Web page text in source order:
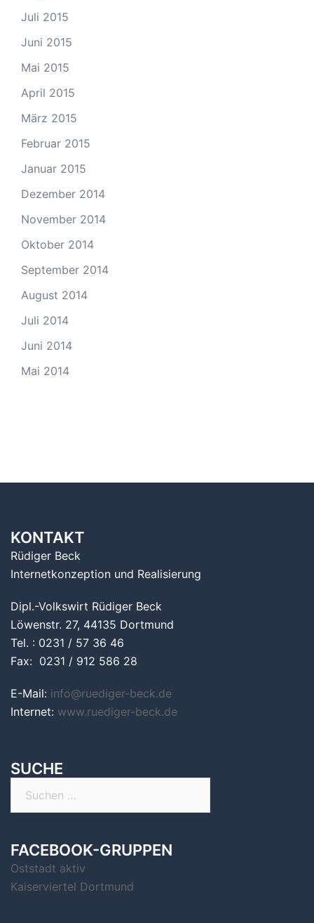
Juli 2015
Juni 2015
Mai 2015
April 2015
März 2015
Februar 2015
Januar 2015
Dezember 2014
November 2014
Oktober 2014
September 2014
August 2014
Juli 2014
Juni 2014
Mai 2014
KONTAKT
Rüdiger Beck
Internetkonzeption und Realisierung
Dipl.-Volkswirt Rüdiger Beck
Löwenstr. 27, 44135 Dortmund
Tel. : 0231 / 57 36 46
Fax: 0231 / 912 586 28
E-Mail: info@ruediger-beck.de
Internet: www.ruediger-beck.de
SUCHE
nach:
FACEBOOK-GRUPPEN
Oststadt aktiv
Kaiserviertel Dortmund